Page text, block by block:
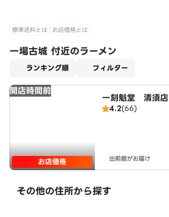
標準送料とは お店価格とは
一場古城 付近のラーメン
ランキング順 フィルター
開店時間前
お店価格
一刻魁堂 清須店
4.2(66)
出前館がお届け
その他の住所から探す